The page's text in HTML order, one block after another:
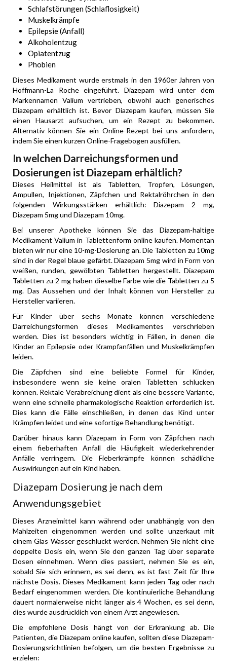
Schlafstörungen (Schlaflosigkeit)
Muskelkrämpfe
Epilepsie (Anfall)
Alkoholentzug
Opiatentzug
Phobien
Dieses Medikament wurde erstmals in den 1960er Jahren von
Hoffmann-La Roche eingeführt. Diazepam wird unter dem
Markennamen Valium vertrieben, obwohl auch generisches
Diazepam erhältlich ist. Bevor Diazepam kaufen, müssen Sie
einen Hausarzt aufsuchen, um ein Rezept zu bekommen.
Alternativ können Sie ein Online-Rezept bei uns anfordern,
indem Sie einen kurzen Online-Fragebogen ausfüllen.
In welchen Darreichungsformen und
Dosierungen ist Diazepam erhältlich?
Dieses Heilmittel ist als Tabletten, Tropfen, Lösungen,
Ampullen, Injektionen, Zäpfchen und Rektalröhrchen in den
folgenden Wirkungsstärken erhältlich: Diazepam 2 mg,
Diazepam 5mg und Diazepam 10mg.
Bei unserer Apotheke können Sie das Diazepam-haltige
Medikament Valium in Tablettenform online kaufen. Momentan
bieten wir nur eine 10-mg-Dosierung an. Die Tabletten zu 10mg
sind in der Regel blaue gefärbt. Diazepam 5mg wird in Form von
weißen, runden, gewölbten Tabletten hergestellt. Diazepam
Tabletten zu 2 mg haben dieselbe Farbe wie die Tabletten zu 5
mg. Das Aussehen und der Inhalt können von Hersteller zu
Hersteller variieren.
Für Kinder über sechs Monate können verschiedene
Darreichungsformen dieses Medikamentes verschrieben
werden. Dies ist besonders wichtig in Fällen, in denen die
Kinder an Epilepsie oder Krampfanfällen und Muskelkrämpfen
leiden.
Die Zäpfchen sind eine beliebte Formel für Kinder,
insbesondere wenn sie keine oralen Tabletten schlucken
können. Rektale Verabreichung dient als eine bessere Variante,
wenn eine schnelle pharmakologische Reaktion erforderlich ist.
Dies kann die Fälle einschließen, in denen das Kind unter
Krämpfen leidet und eine sofortige Behandlung benötigt.
Darüber hinaus kann Diazepam in Form von Zäpfchen nach
einem fieberhaften Anfall die Häufigkeit wiederkehrender
Anfälle verringern. Die Fieberkrämpfe können schädliche
Auswirkungen auf ein Kind haben.
Diazepam Dosierung je nach dem
Anwendungsgebiet
Dieses Arzneimittel kann während oder unabhängig von den
Mahlzeiten eingenommen werden und sollte unzerkaut mit
einem Glas Wasser geschluckt werden. Nehmen Sie nicht eine
doppelte Dosis ein, wenn Sie den ganzen Tag über separate
Dosen einnehmen. Wenn dies passiert, nehmen Sie es ein,
sobald Sie sich erinnern, es sei denn, es ist fast Zeit für Ihre
nächste Dosis. Dieses Medikament kann jeden Tag oder nach
Bedarf eingenommen werden. Die kontinuierliche Behandlung
dauert normalerweise nicht länger als 4 Wochen, es sei denn,
dies wurde ausdrücklich von einem Arzt angewiesen.
Die empfohlene Dosis hängt von der Erkrankung ab. Die
Patienten, die Diazepam online kaufen, sollten diese Diazepam-
Dosierungsrichtlinien befolgen, um die besten Ergebnisse zu
erzielen: